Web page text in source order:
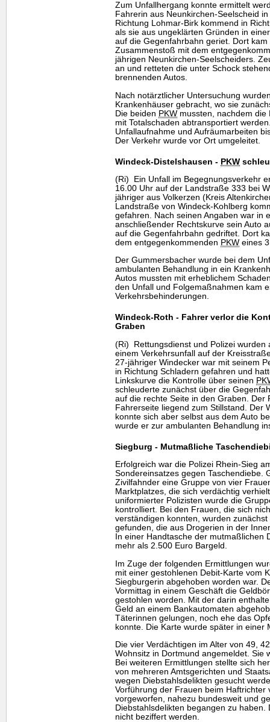
Zum Unfallhergang konnte ermittelt
Fahrerin aus Neunkirchen-Seelscheid
Richtung Lohmar-Birk kommend in
als sie aus ungeklärten Gründen in
auf die Gegenfahrbahn geriet. Dort
Zusammenstoß mit dem
jährigen Neunkirchen-Seelscheiders.
an und retteten die unter Schock
brennenden Autos.
Nach notärztlicher Untersuchung
Krankenhäuser gebracht, wo sie
Die beiden PKW mussten, nachdem
mit Totalschaden abtransportiert
Unfallaufnahme und Aufräumarbeiten
Der Verkehr wurde vor Ort umgeleitet.
Windeck-Distelshausen - PKW
(Ri) Ein Unfall im Begegnungsverkehr
16.00 Uhr auf der Landstraße 333 bei
jähriger aus Volkerzen (Kreis
Landstraße von Windeck-Kohlberg
gefahren. Nach seinen Angaben war in
anschließender Rechtskurve sein Auto
auf die Gegenfahrbahn gedriftet. Dort
dem entgegenkommenden PKW eines
Der Gummersbacher wurde bei dem
ambulanten Behandlung in ein
Autos mussten mit erheblichem
den Unfall und Folgemaßnahmen kam
Verkehrsbehinderungen.
Windeck-Roth - Fahrer verlor die
Graben
(Ri) Rettungsdienst und Polizei wurden
einem Verkehrsunfall auf der
27-jähriger Windecker war mit seinem
in Richtung Schladern gefahren und
Linkskurve die Kontrolle über seinen
schleuderte zunächst über die
auf die rechte Seite in den Graben. Der
Fahrerseite liegend zum Stillstand. Der
konnte sich aber selbst aus dem Auto
wurde er zur ambulanten Behandlung
Siegburg - Mutmaßliche
Erfolgreich war die Polizei Rhein-Sieg
Sondereinsatzes gegen Taschendiebe.
Zivilfahnder eine Gruppe von vier
Marktplatzes, die sich verdächtig
uniformierter Polizisten wurde die
kontrolliert. Bei den Frauen, die sich
verständigen konnten, wurden
gefunden, die aus Drogerien in der
In einer Handtasche der mutmaßlichen
mehr als 2.500 Euro Bargeld.
Im Zuge der folgenden Ermittlungen
mit einer gestohlenen Debit-Karte vom
Siegburgerin abgehoben worden war.
Vormittag in einem Geschäft die
gestohlen worden. Mit der darin
Geld an einem Bankautomaten
Täterinnen gelungen, noch ehe das
konnte. Die Karte wurde später in einer
Die vier Verdächtigen im Alter von 49,
Wohnsitz in Dortmund angemeldet. Sie
Bei weiteren Ermittlungen stellte sich
von mehreren Amtsgerichten und
wegen Diebstahlsdelikten gesucht
Vorführung der Frauen beim Haftrichter
vorgeworfen, nahezu bundesweit und
Diebstahlsdelikten begangen zu
nicht beziffert werden.